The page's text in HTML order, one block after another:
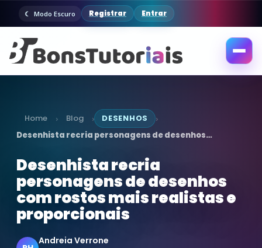
Modo Escuro Registrar Entrar
Abrir
Home › Blog › DESENHOS ›
Desenhista recria personagens de desenhos…
Desenhista recria
personagens de desenhos
com rostos mais realistas e
proporcionais
Andreia Verrone